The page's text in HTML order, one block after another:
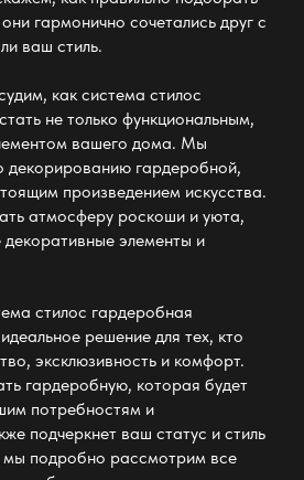
гармонично сочетались друг с
ваш стиль.
каксистема стилос
не только функциональным,
вашего дома. Мы
декорированию гардеробной,
произведением искусства.
атмосферу роскоши и уюта,
декоративные элементы и
стилос гардеробная
решение для тех, кто
эксклюзивность и комфорт.
гардеробную, которая будет
потребностям и
подчеркнет ваш статус и стиль
мы подробно рассмотрим все